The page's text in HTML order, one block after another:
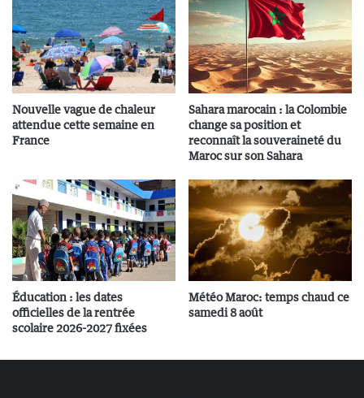
Nouvelle vague de chaleur
attendue cette semaine en
France
Sahara marocain : la Colombie
change sa position et
reconnaît la souveraineté du
Maroc sur son Sahara
Éducation : les dates
officielles de la rentrée
scolaire 2026-2027 fixées
Météo Maroc: temps chaud ce
samedi 8 août